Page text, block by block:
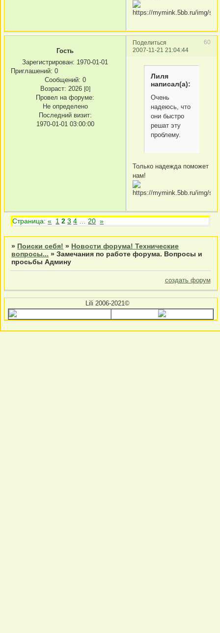
Поделиться
60
2007-11-21 21:04:44
Гость
Зарегистрирован: 1970-01-01
Приглашений: 0
Сообщений: 0
Возраст: 2026 [0]
Провел на форуме:
Не определено
Последний визит:
1970-01-01 03:00:00
Лиля
написал(а):
Очень
надеюсь, что
они быстро
решат эту
проблему.
Только надежда поможет
нам!
Страница:« 1 2 3 4 20 »
» Поиски себя! » Новости форума! Технические
вопросы... »Замечания по работе форума. Вопросы и
просьбы Админу
создать форум
Lili 2006-2021©